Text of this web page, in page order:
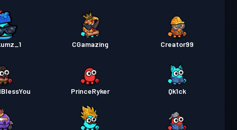
CGamazing Creator99
PrinceRyker Qk1ck